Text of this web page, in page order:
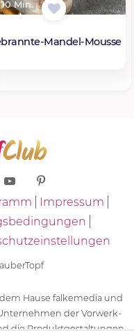
Min.
Mandel-Mousse
Impressum
Hause falkemedia und
der Vorwerk-
die Produktgestaltungen